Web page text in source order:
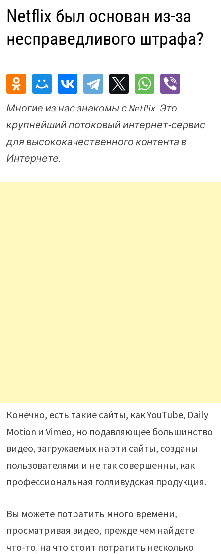
Netflix был основан из-за
несправедливого штрафа?
Многие из нас знакомы с Netflix. Это
крупнейший потоковый интернет-сервис
для высококачественного контента в
Интернете.
Конечно, есть такие сайты, как YouTube, Daily
Motion и Vimeo, но подавляющее большинство
видео, загружаемых на эти сайты, созданы
пользователями и не так совершенны, как
профессиональная голливудская продукция.
Вы можете потратить много времени,
просматривая видео, прежде чем найдете
что-то, на что стоит потратить несколько